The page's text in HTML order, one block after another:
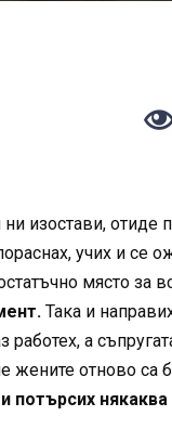
ни изостави,
учих и се
място за
Така и
а
жените отново
и потърсих